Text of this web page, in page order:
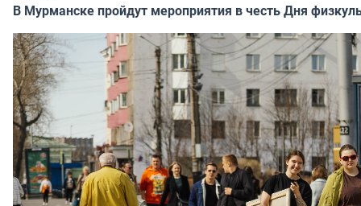
В Мурманске пройдут мероприятия в честь Дня